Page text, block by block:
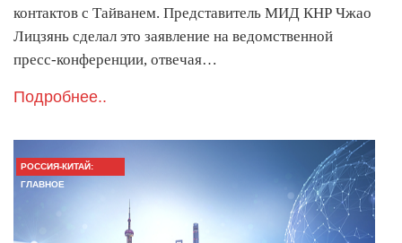
контактов с Тайванем. Представитель МИД КНР Чжао
Лицзянь сделал это заявление на ведомственной
пресс-конференции, отвечая…
Подробнее..
РОССИЯ-КИТАЙ:
ГЛАВНОЕ